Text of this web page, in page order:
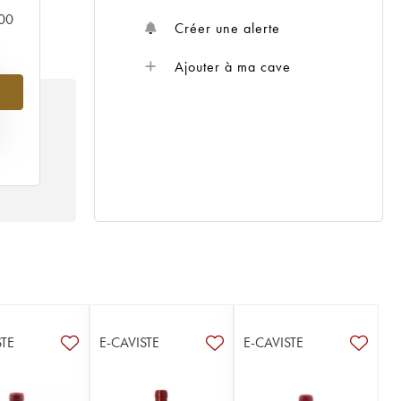
Créer une alerte
Ajouter à ma cave
E-CAVISTE E-CAVISTE